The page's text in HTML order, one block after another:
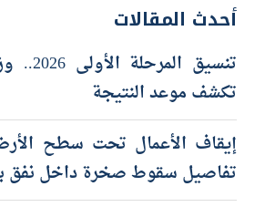
أحدث المقالات
تنسيق
تكشف موعد النتيجة
إيقاف الأعمال تحت سطح
تفاصيل سقوط صخرة داخل نفق